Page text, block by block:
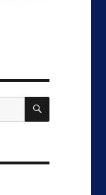
SUCHEN